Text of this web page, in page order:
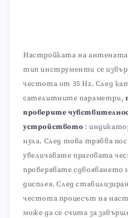
Настройката на
тип инструменти се
честота от 35 Hz. След
сателитните параметри,
проверите
устройството :
нула. След това трябва
увеличавате праговата
проверявате сдвояването
дисплея. След
честота процесът на
може да се счита за